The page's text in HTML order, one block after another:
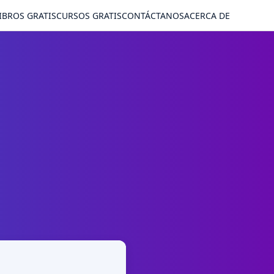
GRATISCURSOS GRATISCONTÁCTANOSACERCA DE